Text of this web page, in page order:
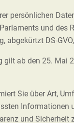
persönlichen
und des
abgekürtzt DS-
gilt ab den 25.
Sie über Art,
Informationen
und Sicherheit